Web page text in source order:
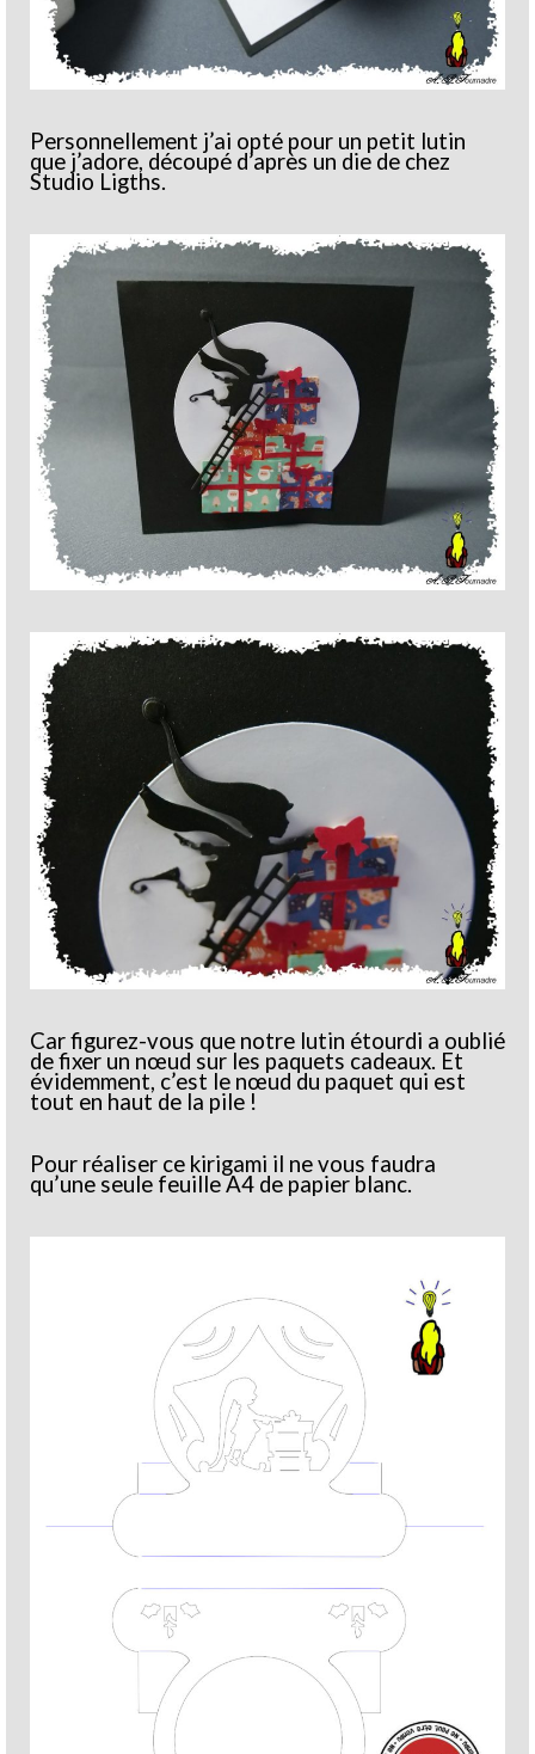
Personnellement j’ai opté pour un petit lutin
que j’adore, découpé d’après un die de chez
Studio Ligths.
Car figurez-vous que notre lutin étourdi a oublié
de fixer un nœud sur les paquets cadeaux. Et
évidemment, c’est le nœud du paquet qui est
tout en haut de la pile !
Pour réaliser ce kirigami il ne vous faudra
qu’une seule feuille A4 de papier blanc.